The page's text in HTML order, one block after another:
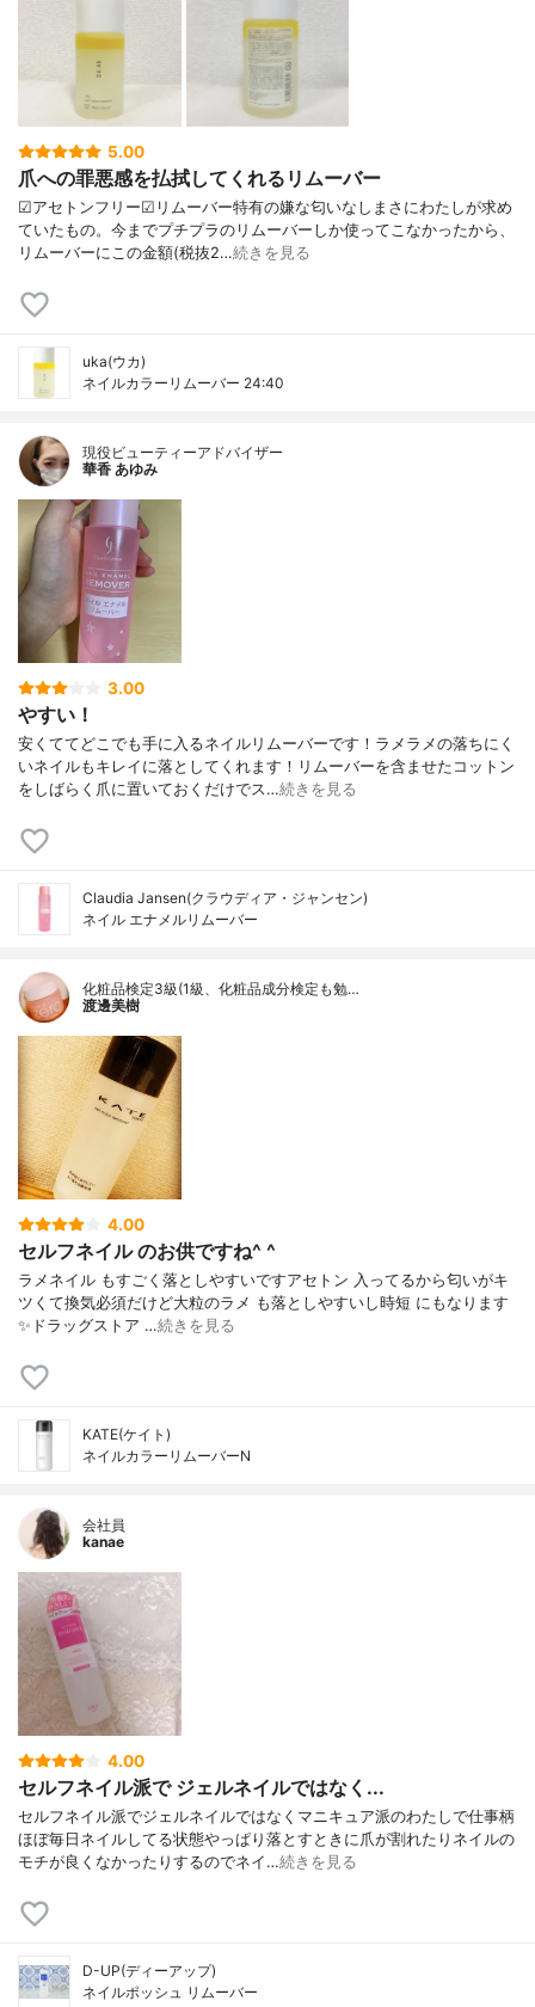
5.00
爪への罪悪感を払拭してくれるリムーバー
☑︎アセトンフリー☑︎リムーバー特有の嫌な匂いなしまさにわたしが求め
ていたもの。今までプチプラのリムーバーしか使ってこなかったから、
リムーバーにこの金額(税抜2…続きを見る
uka(ウカ)
ネイルカラーリムーバー 24:40
現役ビューティーアドバイザー
華香 あゆみ
3.00
やすい！
安くててどこでも手に入るネイルリムーバーです！ラメラメの落ちにく
いネイルもキレイに落としてくれます！リムーバーを含ませたコットン
をしばらく爪に置いておくだけでス…続きを見る
Claudia Jansen(クラウディア・ジャンセン)
ネイル エナメルリムーバー
化粧品検定3級(1級、化粧品成分検定も勉…
渡邊美樹
4.00
セルフネイル のお供ですね^ ^
ラメネイル もすごく落としやすいですアセトン 入ってるから匂いがキ
ツくて換気必須だけど大粒のラメ も落としやすいし時短 にもなります
✨ドラッグストア …続きを見る
KATE(ケイト)
ネイルカラーリムーバーN
会社員
kanae
4.00
セルフネイル派で ジェルネイルではなく...
セルフネイル派でジェルネイルではなくマニキュア派のわたしで仕事柄
ほぼ毎日ネイルしてる状態やっぱり落とすときに爪が割れたりネイルの
モチが良くなかったりするのでネイ…続きを見る
D-UP(ディーアップ)
ネイルポッシュ リムーバー